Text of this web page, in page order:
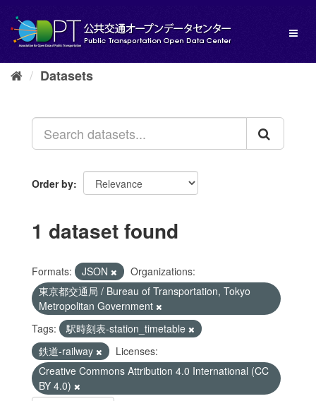
content
Datasets
Order by
1 dataset found
Formats: JSON
Organizations:
東京都交通局 / Bureau of Transportation, Tokyo
Metropolitan Government
Tags:
駅時刻表-station_timetable
鉄道-railway
Licenses:
Creative Commons Attribution 4.0 International (CC
BY 4.0)